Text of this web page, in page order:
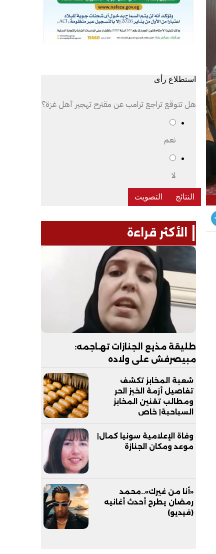
استطلاع رأى
هل تتوقع تراجع ترامب عن مقترح تهجير أهل غزة؟
نعم
لا
الأكثر قراءة
طليقة مذيع الجنازات تهـاجمه:
مبيصرفش على ولاده
شعبة المخابز تكشف
تفاصيل أزمة الخبز الحر
ومطالب تقنين المخابز
السياحية| خاص
وفاة الإعلامية سونيا كمال|
موعد ومكان الجنازة
«أنا من غيرك»..محمد
رمضان يطرح أحدث أغانيه
(فيديو)